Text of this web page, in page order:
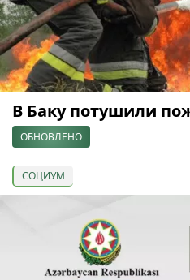
В Баку потушили
ОБНОВЛЕНО
СОЦИУМ